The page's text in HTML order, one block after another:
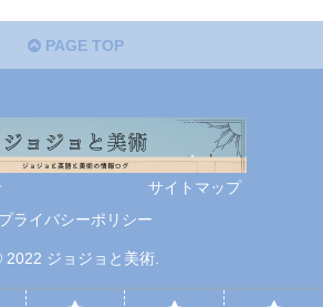
PAGE TOP
サイトマップ
プライバシーポリシー
2022 ジョジョと美術.